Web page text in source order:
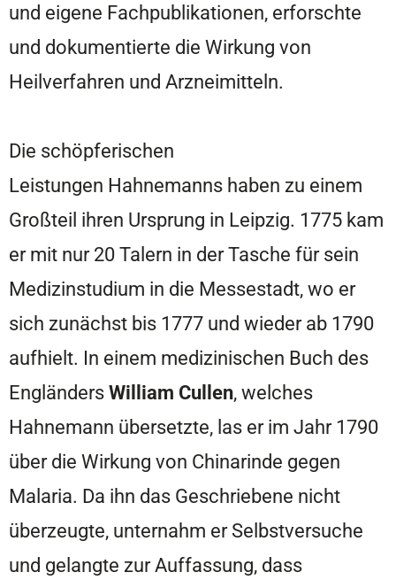
und eigene Fachpublikationen, erforschte
und dokumentierte die Wirkung von
Heilverfahren und Arzneimitteln.
Die schöpferischen
Leistungen Hahnemanns haben zu einem
Großteil ihren Ursprung in Leipzig. 1775 kam
er mit nur 20 Talern in der Tasche für sein
Medizinstudium in die Messestadt, wo er
sich zunächst bis 1777 und wieder ab 1790
aufhielt. In einem medizinischen Buch des
EngländersWilliam Cullen, welches
Hahnemann übersetzte, las er im Jahr 1790
über die Wirkung von Chinarinde gegen
Malaria. Da ihn das Geschriebene nicht
überzeugte, unternahm er Selbstversuche
und gelangte zur Auffassung, dass